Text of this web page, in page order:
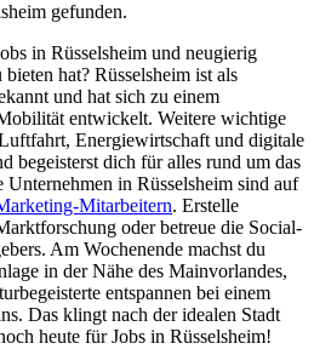
gefunden.
in Rüsselsheim und neugierig
hat? Rüsselsheim ist als
und hat sich zu einem
entwickelt. Weitere wichtige
Energiewirtschaft und digitale
begeisterst dich für alles rund um das
in Rüsselsheim sind auf
Mitarbeitern. Erstelle
oder betreue die Social-
Am Wochenende machst du
in der Nähe des Mainvorlandes,
entspannen bei einem
Das klingt nach der idealen Stadt
heute für Jobs in Rüsselsheim!